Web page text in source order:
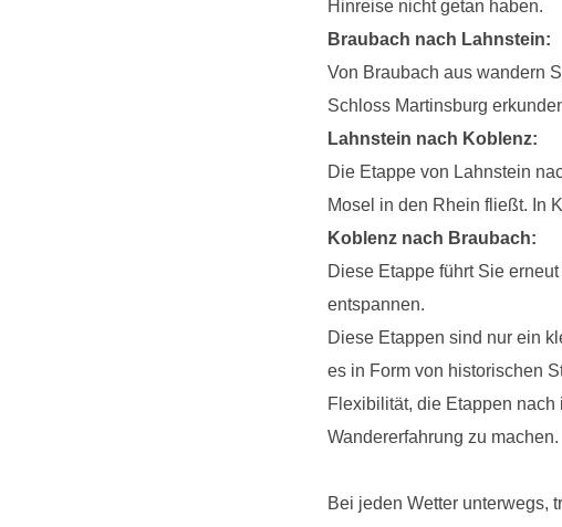
Hinreise nicht getan haben.
Braubach nach Lahnstein:
Von Braubach aus wandern
Schloss Martinsburg
Lahnstein nach Koblenz:
Die Etappe von Lahnstein
Mosel in den Rhein fließt. In
Koblenz nach Braubach:
Diese Etappe führt Sie
entspannen.
Diese Etappen sind nur ein
es in Form von historischen
Flexibilität, die Etappen
Wandererfahrung zu machen.
Bei jeden Wetter unterwegs,